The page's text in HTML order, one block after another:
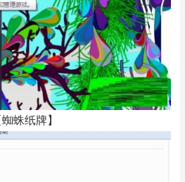
蛛纸牌】